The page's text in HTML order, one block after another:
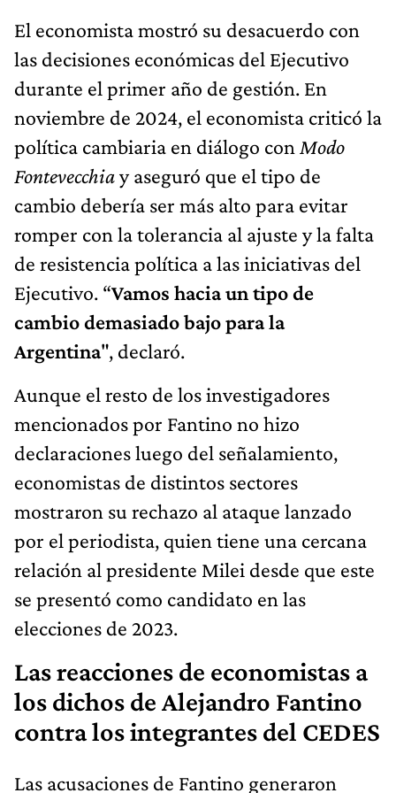
El economista mostró su desacuerdo con
las decisiones económicas del Ejecutivo
durante el primer año de gestión. En
noviembre de 2024, el economista criticó la
política cambiaria en diálogo con Modo
Fontevecchiay aseguró que el tipo de
cambio debería ser más alto para evitar
romper con la tolerancia al ajuste y la falta
de resistencia política a las iniciativas del
Ejecutivo. “Vamos hacia un tipo de
cambio demasiado bajo para la
Argentina", declaró.
Aunque el resto de los investigadores
mencionados por Fantino no hizo
declaraciones luego del señalamiento,
economistas de distintos sectores
mostraron su rechazo al ataque lanzado
por el periodista, quien tiene una cercana
relación al presidente Milei desde que este
se presentó como candidato en las
elecciones de 2023.
Las reacciones de economistas a
los dichos de Alejandro Fantino
contra los integrantes del CEDES
Las acusaciones de Fantino generaron